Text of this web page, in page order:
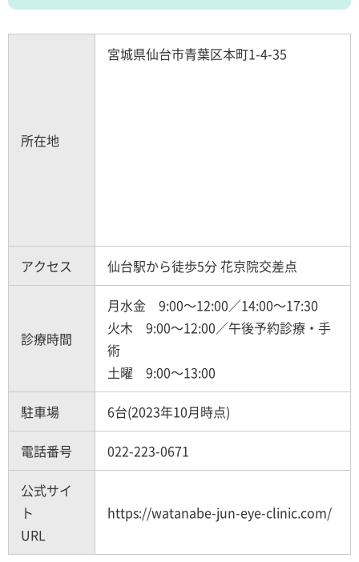
所在地
宮城県仙台市青葉区本町1-4-35
アクセス 仙台駅から徒歩5分 花京院交差点
診療時間
月水金 9:00～12:00／14:00～17:30
火木 9:00～12:00／午後予約診療・手
術
土曜 9:00～13:00
駐車場 6台(2023年10月時点)
電話番号 022-223-0671
公式サイ
ト
URL
https://watanabe-jun-eye-clinic.com/